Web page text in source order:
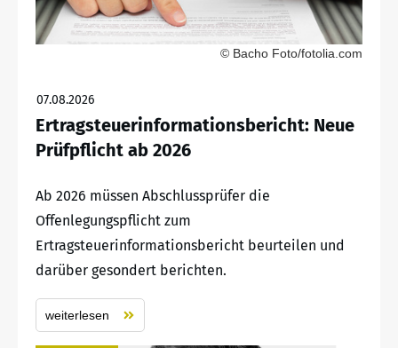
© Bacho Foto/fotolia.com
07.08.2026
Ertragsteuerinformationsbericht: Neue
Prüfpflicht ab 2026
Ab 2026 müssen Abschlussprüfer die
Offenlegungspflicht zum
Ertragsteuerinformationsbericht beurteilen und
darüber gesondert berichten.
weiterlesen